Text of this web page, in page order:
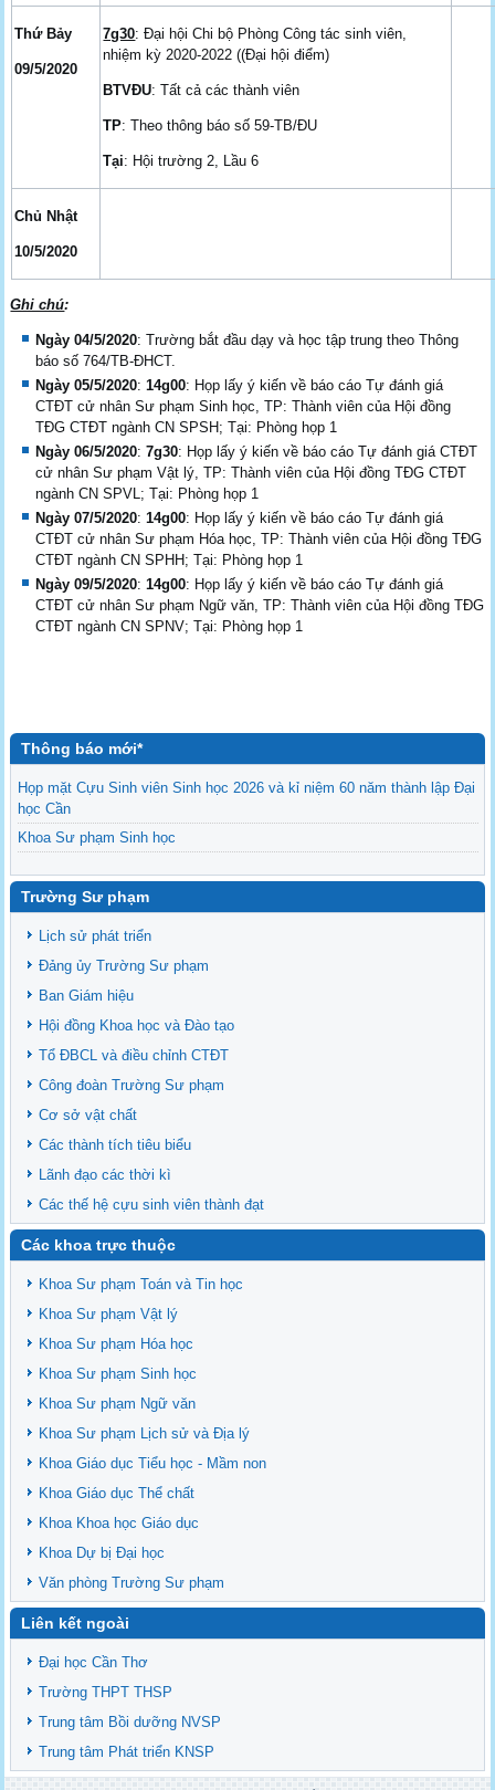
Thứ Bảy
09/5/2020
7g30: Đại hội Chi bộ Phòng Công tác sinh viên,
nhiệm kỳ 2020-2022 ((Đại hội điểm)
BTVĐU: Tất cả các thành viên
TP: Theo thông báo số 59-TB/ĐU
Tại: Hội trường 2, Lầu 6
Chủ Nhật
10/5/2020
Ghi chú:
Ngày 04/5/2020: Trường bắt đầu dạy và học tập trung theo Thông
báo số 764/TB-ĐHCT.
Ngày 05/5/2020:14g00: Họp lấy ý kiến về báo cáo Tự đánh giá
CTĐT cử nhân Sư phạm Sinh học, TP: Thành viên của Hội đồng
TĐG CTĐT ngành CN SPSH; Tại: Phòng họp 1
Ngày 06/5/2020:7g30: Họp lấy ý kiến về báo cáo Tự đánh giá CTĐT
cử nhân Sư phạm Vật lý, TP: Thành viên của Hội đồng TĐG CTĐT
ngành CN SPVL; Tại: Phòng họp 1
Ngày 07/5/2020:14g00: Họp lấy ý kiến về báo cáo Tự đánh giá
CTĐT cử nhân Sư phạm Hóa học, TP: Thành viên của Hội đồng TĐG
CTĐT ngành CN SPHH; Tại: Phòng họp 1
Ngày 09/5/2020:14g00: Họp lấy ý kiến về báo cáo Tự đánh giá
CTĐT cử nhân Sư phạm Ngữ văn, TP: Thành viên của Hội đồng TĐG
CTĐT ngành CN SPNV; Tại: Phòng họp 1
Thông báo mới*
Họp mặt Cựu Sinh viên Sinh học 2026 và kỉ niệm 60 năm thành lập Đại
học Cần
Khoa Sư phạm Sinh học
Mời họp mặt Cựu Sinh viên Bộ môn Sư phạm Sinh học 2024
Trường Sư phạm
Lịch sử phát triển
Đảng ủy Trường Sư phạm
Ban Giám hiệu
Hội đồng Khoa học và Đào tạo
Tổ ĐBCL và điều chỉnh CTĐT
Công đoàn Trường Sư phạm
Cơ sở vật chất
Các thành tích tiêu biểu
Lãnh đạo các thời kì
Các thế hệ cựu sinh viên thành đạt
Các khoa trực thuộc
Khoa Sư phạm Toán và Tin học
Khoa Sư phạm Vật lý
Khoa Sư phạm Hóa học
Khoa Sư phạm Sinh học
Khoa Sư phạm Ngữ văn
Khoa Sư phạm Lịch sử và Địa lý
Khoa Giáo dục Tiểu học - Mầm non
Khoa Giáo dục Thể chất
Khoa Khoa học Giáo dục
Khoa Dự bị Đại học
Văn phòng Trường Sư phạm
Liên kết ngoài
Đại học Cần Thơ
Trường THPT THSP
Trung tâm Bồi dưỡng NVSP
Trung tâm Phát triển KNSP